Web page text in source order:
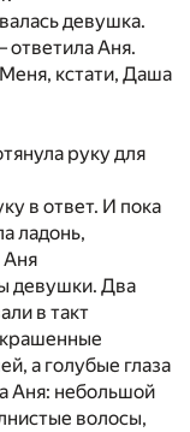
девушка.
Аня.
кстати, Даша
руку для
в ответ. И пока
ладонь,
Аня
девушки. Два
в такт
а голубые глаза
Аня: небольшой
волосы,